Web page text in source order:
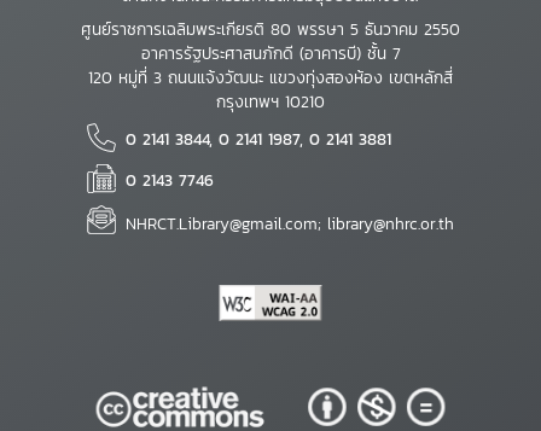
ศูนย์ราชการเฉลิมพระเกียรติ 80 พรรษา 5 ธันวาคม 2550
อาคารรัฐประศาสนภักดี (อาคารบี) ชั้น 7
120 หมู่ที่ 3 ถนนแจ้งวัฒนะ แขวงทุ่งสองห้อง เขตหลักสี่
กรุงเทพฯ 10210
0 2141 3844, 0 2141 1987, 0 2141 3881
0 2143 7746
NHRCT.Library@gmail.com; library@nhrc.or.th